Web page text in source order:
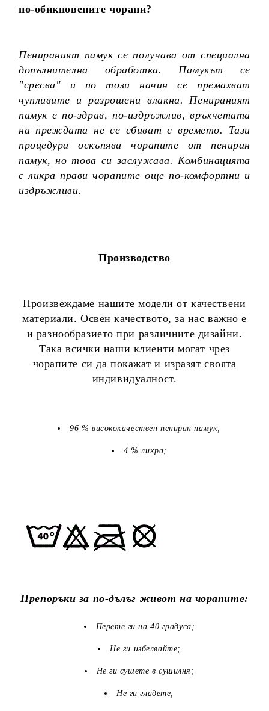
по-обикновените чорапи?
Пенираният памук се получава от специална
допълнителна обработка. Памукът се
"сресва" и по този начин се премахват
чупливите и разрошени влакна. Пенираният
памук е по-здрав, по-издръжлив, връхчетата
на преждата не се сбиват с времето. Тази
процедура оскъпява чорапите от пениран
памук, но това си заслужава. Комбинацията
с ликра прави чорапите още по-комфортни и
издръжливи.
Производство
Произвеждаме нашите модели от качествени
материали. Освен качеството, за нас важно е
и разнообразието при различните дизайни.
Така всички наши клиенти могат чрез
чорапите си да покажат и изразят своята
индивидуалност.
96 % висококачествен пениран памук;
4 % ликра;
Препоръки за по-дълъг живот на чорапите:
Перете ги на 40 градуса;
Не ги избелвайте;
Не ги сушете в сушилня;
Не ги гладете;